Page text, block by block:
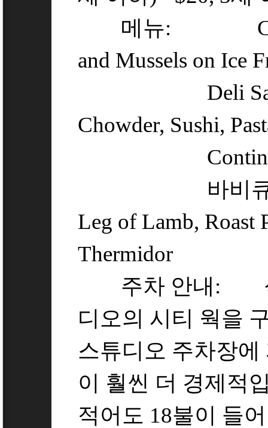
메뉴: Crab
and Mussels on Ice
Deli Salads,
Chowder, Sushi,
바비큐 스테
Leg of Lamb, Roast
Thermidor
주차 안내: 식
디오의 시티 웍을
스튜디오 주차장
이 훨씬 더 경제적
적어도 18불이 들